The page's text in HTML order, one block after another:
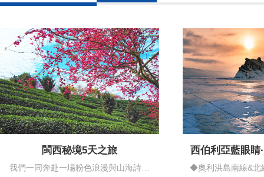
閩西秘境5天之旅
我們一同奔赴一場粉色浪漫與山海詩意
西伯利亞藍眼睛
情藍
◆奧利洪島南線&北